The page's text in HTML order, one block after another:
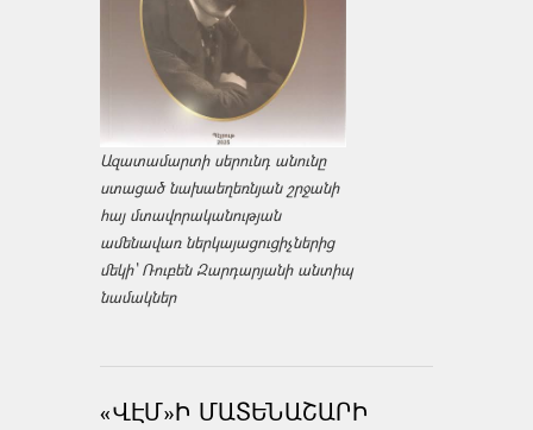
Ազատամարտի սերունդ անունը
ստացած նախաեղեռնյան շրջանի
հայ մտավորականության
ամենավառ ներկայացուցիչներից
մեկի՝ Ռուբեն Զարդարյանի անտիպ
նամակներ
«ՎԷՄ»Ի ՄԱՏԵՆԱՇԱՐԻ